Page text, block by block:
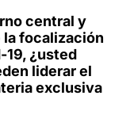
central y
la focalización
¿usted
liderar el
exclusiva